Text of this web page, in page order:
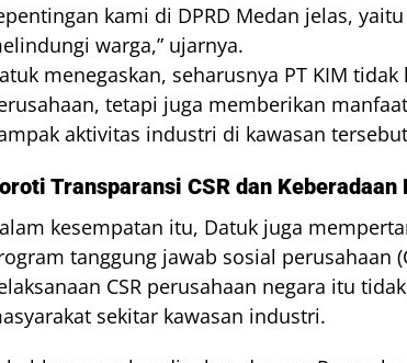
kami di DPRD Medan jelas,
warga,” ujarnya.
menegaskan, seharusnya PT KIM
tetapi juga memberikan
aktivitas industri di kawasan
Transparansi CSR dan
kesempatan itu, Datuk juga
tanggung jawab sosial perusahaan
CSR perusahaan negara itu
sekitar kawasan industri.